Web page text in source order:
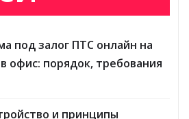
под залог ПТС онлайн на
офис: порядок, требования
и принципы